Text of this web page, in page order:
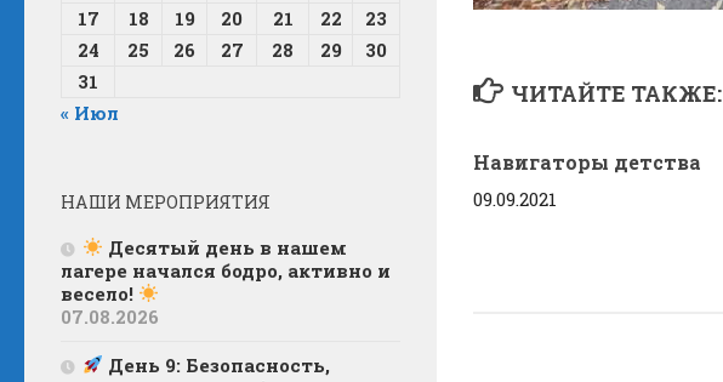
ЧИТАЙТЕ ТАКЖЕ:
Навигаторы детства
09.09.2021
17
18 19 20 21 22
23
24
25 26 27 28 29
30
31
« Июл
НАШИ МЕРОПРИЯТИЯ
Десятый день в нашем
лагере начался бодро, активно и
весело!
07.08.2026
День 9: Безопасность,